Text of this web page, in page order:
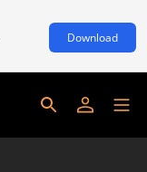
Download